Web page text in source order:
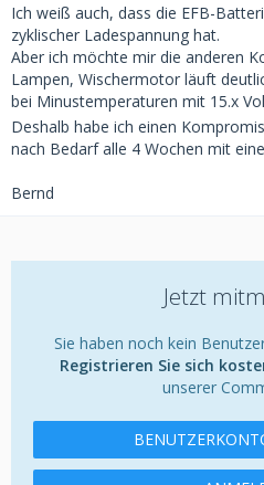
Ich weiß auch, dass die EFB-
zyklischer Ladespannung hat.
Aber ich möchte mir die anderen
Lampen, Wischermotor läuft
bei Minustemperaturen mit 15.x
Deshalb habe ich einen
nach Bedarf alle 4 Wochen mit
Bernd
Jetzt
Sie haben noch kein
Registrieren Sie sich
unserer